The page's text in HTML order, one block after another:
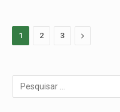
1 2 3 Proximo